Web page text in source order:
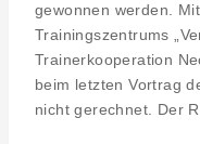
gewonnen werden.
Trainingszentrums
Trainerkooperation
beim letzten Vortrag
nicht gerechnet. Der